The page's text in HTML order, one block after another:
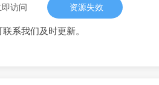
即访问 资源失效
系我们及时更新。